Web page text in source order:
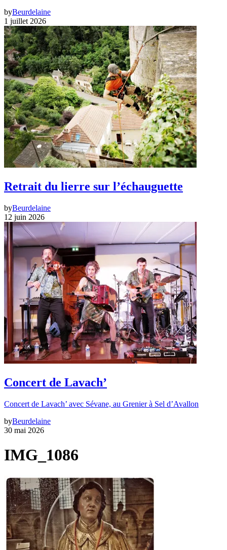
byBeurdelaine
1 juillet 2026
Retrait du lierre sur l’échauguette
byBeurdelaine
12 juin 2026
Concert de Lavach’
Concert de Lavach’ avec Sévane, au Grenier à Sel d’Avallon
byBeurdelaine
30 mai 2026
IMG_1086